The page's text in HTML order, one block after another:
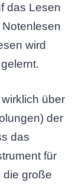
das Lesen
wird
über
der
das
für
die große